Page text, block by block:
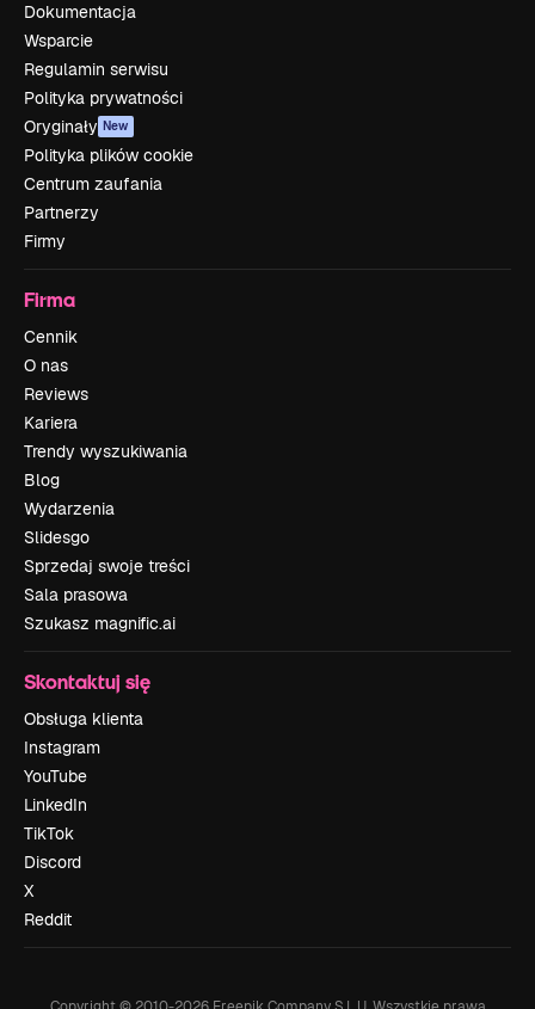
Dokumentacja
Wsparcie
Regulamin serwisu
Polityka prywatności
Oryginały New
Polityka plików cookie
Centrum zaufania
Partnerzy
Firmy
Firma
Cennik
O nas
Reviews
Kariera
Trendy wyszukiwania
Blog
Wydarzenia
Slidesgo
Sprzedaj swoje treści
Sala prasowa
Szukasz magnific.ai
Skontaktuj się
Obsługa klienta
Instagram
YouTube
LinkedIn
TikTok
Discord
X
Reddit